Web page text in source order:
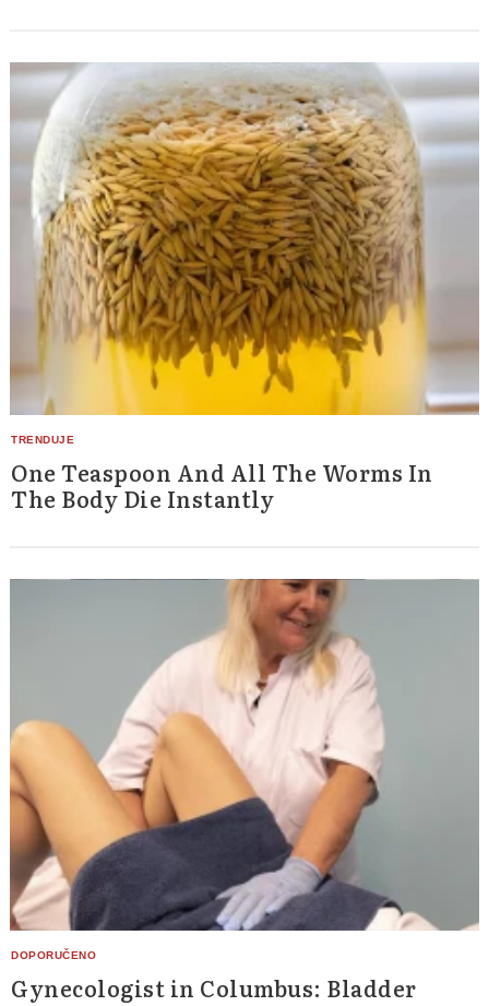
One Teaspoon And All The Worms In
The Body Die Instantly
Gynecologist in Columbus: Bladder